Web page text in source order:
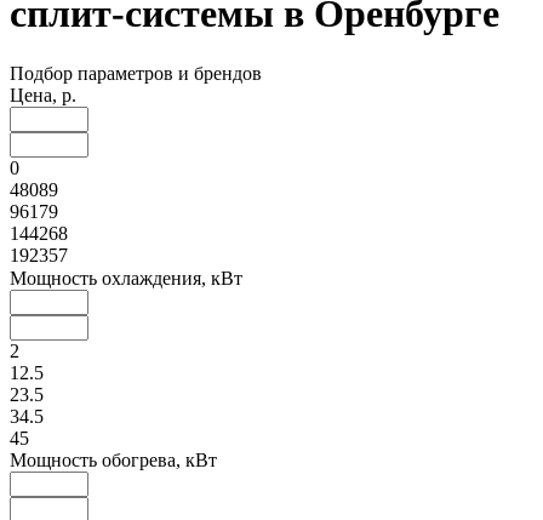
сплит-системы в Оренбурге
Подбор параметров и брендов
Цена, р.
0
48089
96179
144268
192357
Мощность охлаждения, кВт
2
12.5
23.5
34.5
45
Мощность обогрева, кВт